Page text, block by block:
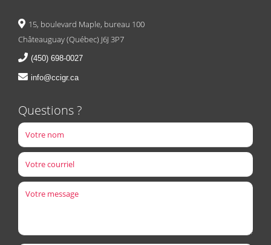
15, boulevard Maple, bureau 100
Châteauguay (Québec) J6J 3P7
(450) 698-0027
info@ccigr.ca
Questions ?